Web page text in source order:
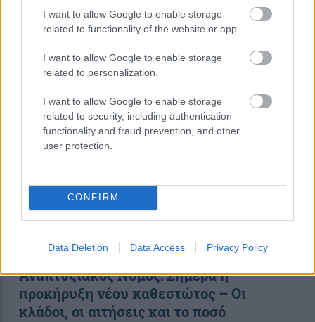
I want to allow Google to enable storage
related to functionality of the website or app.
I want to allow Google to enable storage
related to personalization.
I want to allow Google to enable storage
related to security, including authentication
functionality and fraud prevention, and other
user protection.
CONFIRM
Data Deletion Data Access Privacy Policy
περισσότερα
Οικονομία
Αναπτυξιακός Νόμος: Σήμερα η
προκήρυξη νέου καθεστώτος – Οι
κλάδοι, οι αιτήσεις και το ποσό